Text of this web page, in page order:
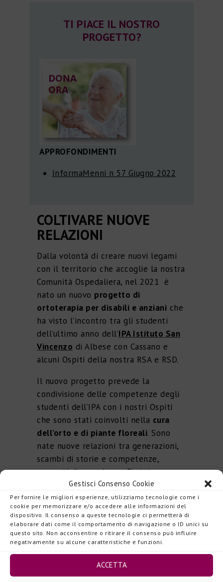
Gestisci Consenso Cookie
Per fornire le migliori esperienze, utilizziamo tecnologie come i
cookie per memorizzare e/o accedere alle informazioni del
dispositivo. Il consenso a queste tecnologie ci permetterà di
elaborare dati come il comportamento di navigazione o ID unici su
questo sito. Non acconsentire o ritirare il consenso può influire
negativamente su alcune caratteristiche e funzioni.
ACCETTA
TI PIACE IL NOSTRO
PROGETTO?
APPROFONDIMENTI
InformaMenni n 57 Giugno 2022
COLTIVARE NUOVE
RELAZIONI
Dalla volontà di creare nuovi legami
con il territorio che accoglie la nostra
Comunità Ospedaliera, nel 2021 è
nato un nuovo progetto di
ortoterapia per disabili e anziani che
ha visto l’incontro tra gli studenti
dell’ultimo anno dell’IPA Istituto San
Vincenzo di Albese con Cassano e
alcuni Ospiti della nostra RSA e RSD.
Il nuovo progetto prevede la
condivisione delle competenze degli
studenti dell’IPA con i nostri Ospiti
che sono stati coinvolti nella cura
dell’orto e di piante floreali. Sono
nate nuove relazioni tra generazioni,
scambi di storie e competenze,
racconti di esperienze. E’ stata
stimolata l’attività cognitiva di anziani
e persone con disabilità, spostando
l’attenzione dalle necessità personali
alla cura di altri esseri viventi, in
questo caso fiori e ortaggi, di cui
giovani studenti hanno potuto
sperimentarsi in un ambiente nuovo e